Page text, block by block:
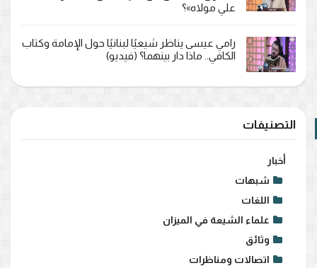
علي مولاه»؟
رامي عيسى يناظر شيعيًا لبنانيًا حول الإمامة وكتاب
الكافي.. ماذا دار بينهما؟ (فيديو)
التصنيفات
أخبار
شبهات
اللغات
علماء الشيعة في الميزان
وثائق
اتصالات ومناظرات